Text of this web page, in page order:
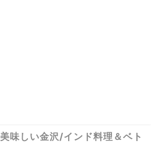
美味しい金沢/インド料理＆ベト